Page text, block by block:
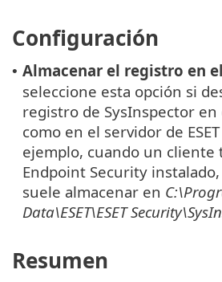
Configuración
• Almacenar el registro en
seleccione esta opción si
registro de SysInspector
como en el servidor de ESET
ejemplo, cuando un cliente
Endpoint Security
suele almacenar en
Data\ESET\ESET
Resumen